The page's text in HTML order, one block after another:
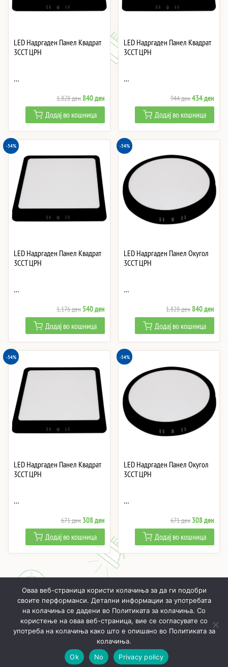
LED Надргаден Панел Квадрат
3CCT ЦРН
…
1,828денOriginal
price
was:
1,828 ден.
840денCurrent
price
is:
840 ден.
Додај во кошница
LED Надргаден Панел Квадрат
3CCT ЦРН
…
944денOriginal
price
was:
944 ден.
434ден
price
is:
434
Додај во кошница
-54%
LED Надргаден Панел Квадрат
3CCT ЦРН
…
1,176ден Original
price
was:
1,176 ден.
540денCurrent
price
is:
540 ден.
Додај во кошница
-54%
LED Надргаден Панел Окугол
3CCT ЦРН
…
1,828денOriginal
price
was:
1,828 ден.
840ден
price
is:
840
Додај во кошница
-54%
LED Надргаден Панел Квадрат
3CCT ЦРН
…
671ден Original
price
was:
671 ден.
308денCurrent
price
is:
308 ден.
Додај во кошница
-54%
LED Надргаден Панел Окугол
3CCT ЦРН
…
671ден Original
price
was:
671 ден.
308ден
price
is:
308
Додај во кошница
ПОЧНУВАЈЌИ ПРОИЗВОДИ МОЈ ПРОФИЛ
КОШНИЧКА
РЕАЛИЗИРАНИ ПРОЕКТИ
ЗА НАС
Онлајн LED осветлување © 2019 - 2026
Политика за приватност
Оваа веб-страница користи колачиња за да ги подобри
своите перформанси. Детални информации за употребата
на колачиња се дадени во Политиката за колачиња. Со
користење на оваа веб-страница, вие се согласувате со
употреба на колачиња како што е опишано во Политиката за
колачиња.
Ok
No Privacy policy